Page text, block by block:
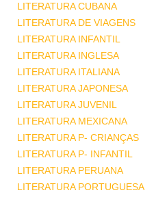
LITERATURA CUBANA
LITERATURA DE VIAGENS
LITERATURA INFANTIL
LITERATURA INGLESA
LITERATURA ITALIANA
LITERATURA JAPONESA
LITERATURA JUVENIL
LITERATURA MEXICANA
LITERATURA P- CRIANÇAS
LITERATURA P- INFANTIL
LITERATURA PERUANA
LITERATURA PORTUGUESA